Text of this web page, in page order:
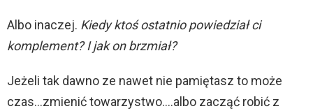
Albo inaczej. Kiedy ktoś ostatnio powiedział ci
komplement? I jak on brzmiał?
Jeżeli tak dawno ze nawet nie pamiętasz to może
czas…zmienić towarzystwo….albo zacząć robić z